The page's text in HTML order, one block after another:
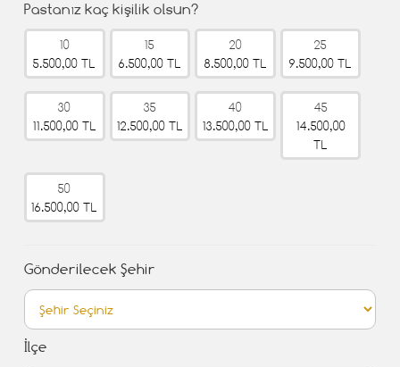
Pastanız kaç kişilik olsun?
10
5.500,00 TL
15
6.500,00 TL
20
8.500,00 TL
25
9.500,00 TL
30
11.500,00 TL
35
12.500,00 TL
40
13.500,00 TL
45
14.500,00
TL
50
16.500,00 TL
Gönderilecek Şehir
İlçe